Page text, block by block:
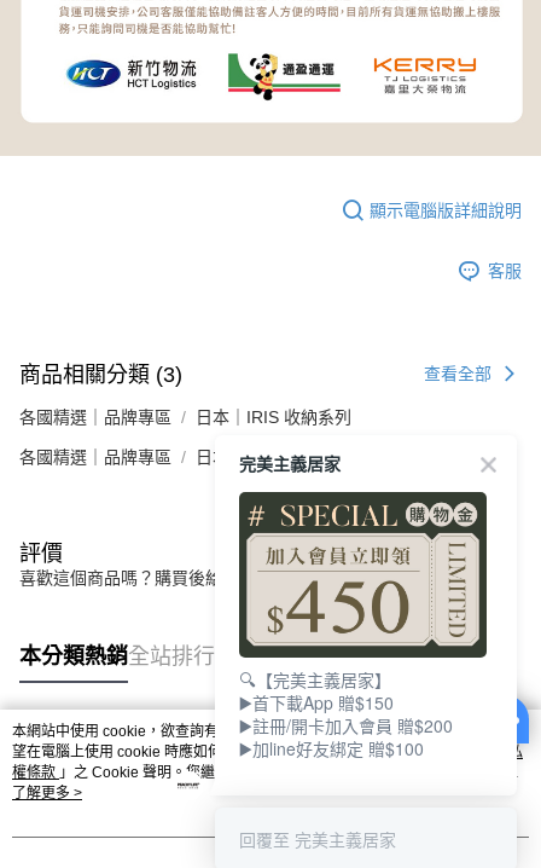
顯示電腦版詳細說明
客服
商品相關分類 (3) 查看全部
各國精選｜品牌專區 日本｜IRIS 收納系列
各國精選｜品牌專區 日本｜IRIS 家電用品系列
評價
喜歡這個商品嗎？購買後給他一個好評吧
本分類熱銷全站排行
熱門標籤
本網站中使用 cookie，欲查詢有關本網站使用 cookie 方式之詳情，及若您不希
望在電腦上使用 cookie 時應如何變更電腦的 cookie 設定，請參閱本網站「
隱私
權條款 」之 Cookie 聲明。您繼續使用本網站即表示您同意本公司得按本網站使
用條款之 Cookie 聲明使用 cookie。
了解更多 >
完美主義居家
🔍【完美主義居家】
▶️首下載App 贈$150
▶️註冊/開卡加入會員 贈$200
▶️加line好友綁定 贈$100
回覆至 完美主義居家